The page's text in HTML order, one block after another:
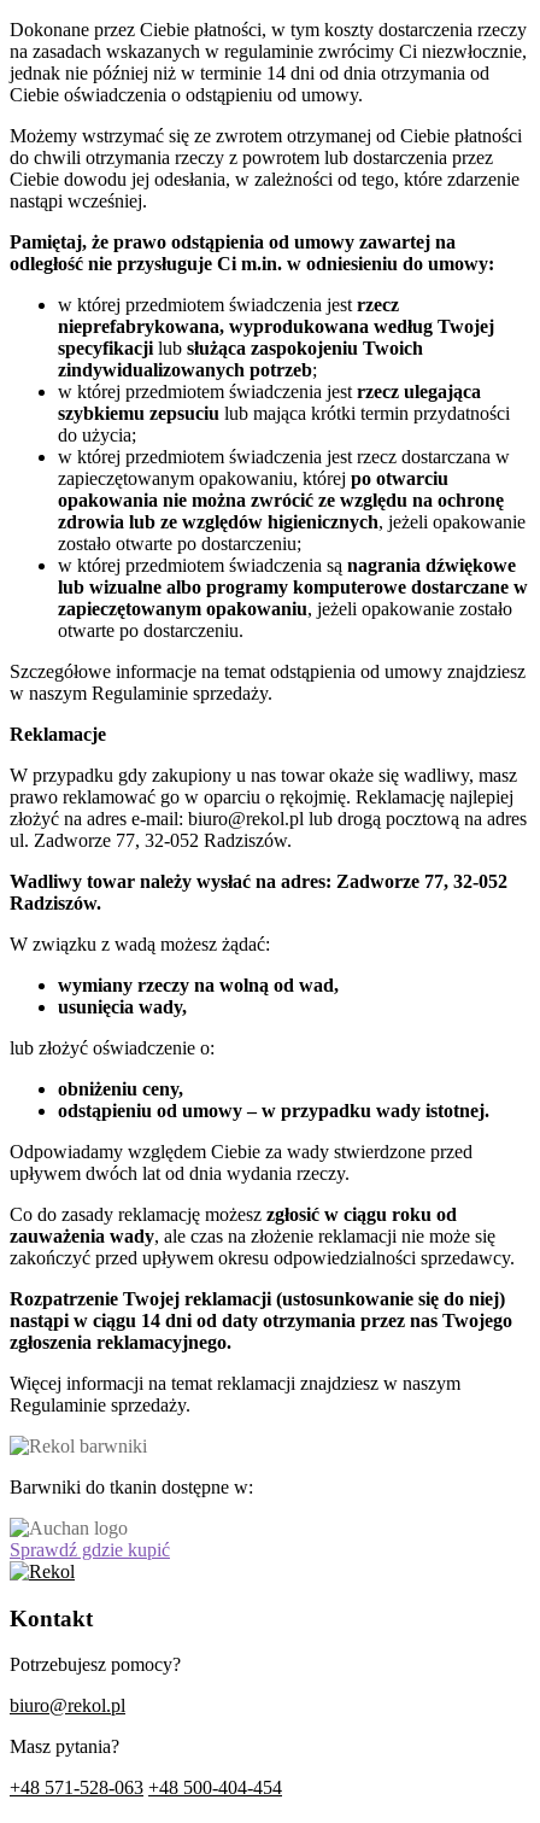
Dokonane przez Ciebie płatności, w tym koszty dostarczenia rzeczy
na zasadach wskazanych w regulaminie zwrócimy Ci niezwłocznie,
jednak nie później niż w terminie 14 dni od dnia otrzymania od
Ciebie oświadczenia o odstąpieniu od umowy.
Możemy wstrzymać się ze zwrotem otrzymanej od Ciebie płatności
do chwili otrzymania rzeczy z powrotem lub dostarczenia przez
Ciebie dowodu jej odesłania, w zależności od tego, które zdarzenie
nastąpi wcześniej.
Pamiętaj, że prawo odstąpienia od umowy zawartej na
odległość nie przysługuje Ci m.in. w odniesieniu do umowy:
w której przedmiotem świadczenia jest rzecz
nieprefabrykowana, wyprodukowana według Twojej
specyfikacji lub służąca zaspokojeniu Twoich
zindywidualizowanych potrzeb;
w której przedmiotem świadczenia jest rzecz ulegająca
szybkiemu zepsuciu lub mająca krótki termin przydatności
do użycia;
w której przedmiotem świadczenia jest rzecz dostarczana w
zapieczętowanym opakowaniu, której po otwarciu
opakowania nie można zwrócić ze względu na ochronę
zdrowia lub ze względów higienicznych, jeżeli opakowanie
zostało otwarte po dostarczeniu;
w której przedmiotem świadczenia są nagrania dźwiękowe
lub wizualne albo programy komputerowe dostarczane w
zapieczętowanym opakowaniu, jeżeli opakowanie zostało
otwarte po dostarczeniu.
Szczegółowe informacje na temat odstąpienia od umowy znajdziesz
w naszym Regulaminie sprzedaży.
Reklamacje
W przypadku gdy zakupiony u nas towar okaże się wadliwy, masz
prawo reklamować go w oparciu o rękojmię. Reklamację najlepiej
złożyć na adres e-mail: biuro@rekol.pl lub drogą pocztową na adres
ul. Zadworze 77, 32-052 Radziszów.
Wadliwy towar należy wysłać na adres: Zadworze 77, 32-052
Radziszów.
W związku z wadą możesz żądać:
wymiany rzeczy na wolną od wad,
usunięcia wady,
lub złożyć oświadczenie o:
obniżeniu ceny,
odstąpieniu od umowy – w przypadku wady istotnej.
Odpowiadamy względem Ciebie za wady stwierdzone przed
upływem dwóch lat od dnia wydania rzeczy.
Co do zasady reklamację możesz zgłosić w ciągu roku od
zauważenia wady, ale czas na złożenie reklamacji nie może się
zakończyć przed upływem okresu odpowiedzialności sprzedawcy.
Rozpatrzenie Twojej reklamacji (ustosunkowanie się do niej)
nastąpi w ciągu 14 dni od daty otrzymania przez nas Twojego
zgłoszenia reklamacyjnego.
Więcej informacji na temat reklamacji znajdziesz w naszym
Regulaminie sprzedaży.
Barwniki do tkanin dostępne w:
Sprawdź gdzie kupić
Kontakt
Potrzebujesz pomocy?
biuro@rekol.pl
Masz pytania?
+48 571-528-063 +48 500-404-454